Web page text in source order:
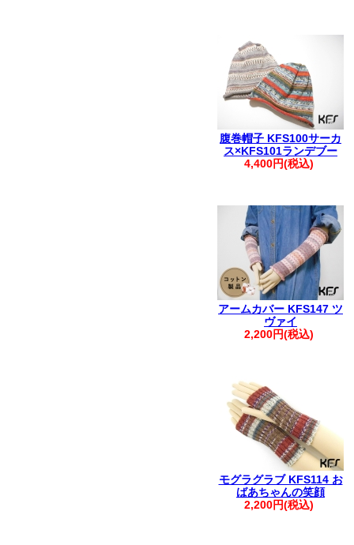
腹巻帽子 KFS100サーカ
ス×KFS101ランデブー
4,400円(税込)
アームカバー KFS147 ツ
ヴァイ
2,200円(税込)
モグラグラブ KFS114 お
ばあちゃんの笑顔
2,200円(税込)